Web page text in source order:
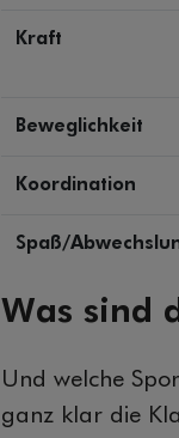
Kraft
Beweglichkeit
Koordination
Spaß/
Was sind
Und welche
ganz klar die